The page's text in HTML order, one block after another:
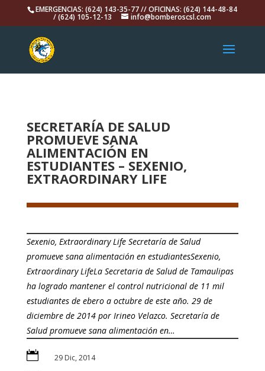
EMERGENCIAS: (624) 143-35-77 // OFICINAS: (624) 144-48-84
/ (624) 105-12-13 info@bomberoscsl.com
SECRETARÍA DE SALUD
PROMUEVE SANA
ALIMENTACIÓN EN
ESTUDIANTES – SEXENIO,
EXTRAORDINARY LIFE
Sexenio, Extraordinary Life Secretaría de Salud
promueve sana alimentación en estudiantesSexenio,
Extraordinary LifeLa Secretaria de Salud de Tamaulipas
ha logrado mantener el control nutricional de 11 mil
estudiantes de ebero a octubre de este año. 29 de
diciembre de 2014 por Irineo Velazco. Secretaría de
Salud promueve sana alimentación en…
 29 Dic, 2014